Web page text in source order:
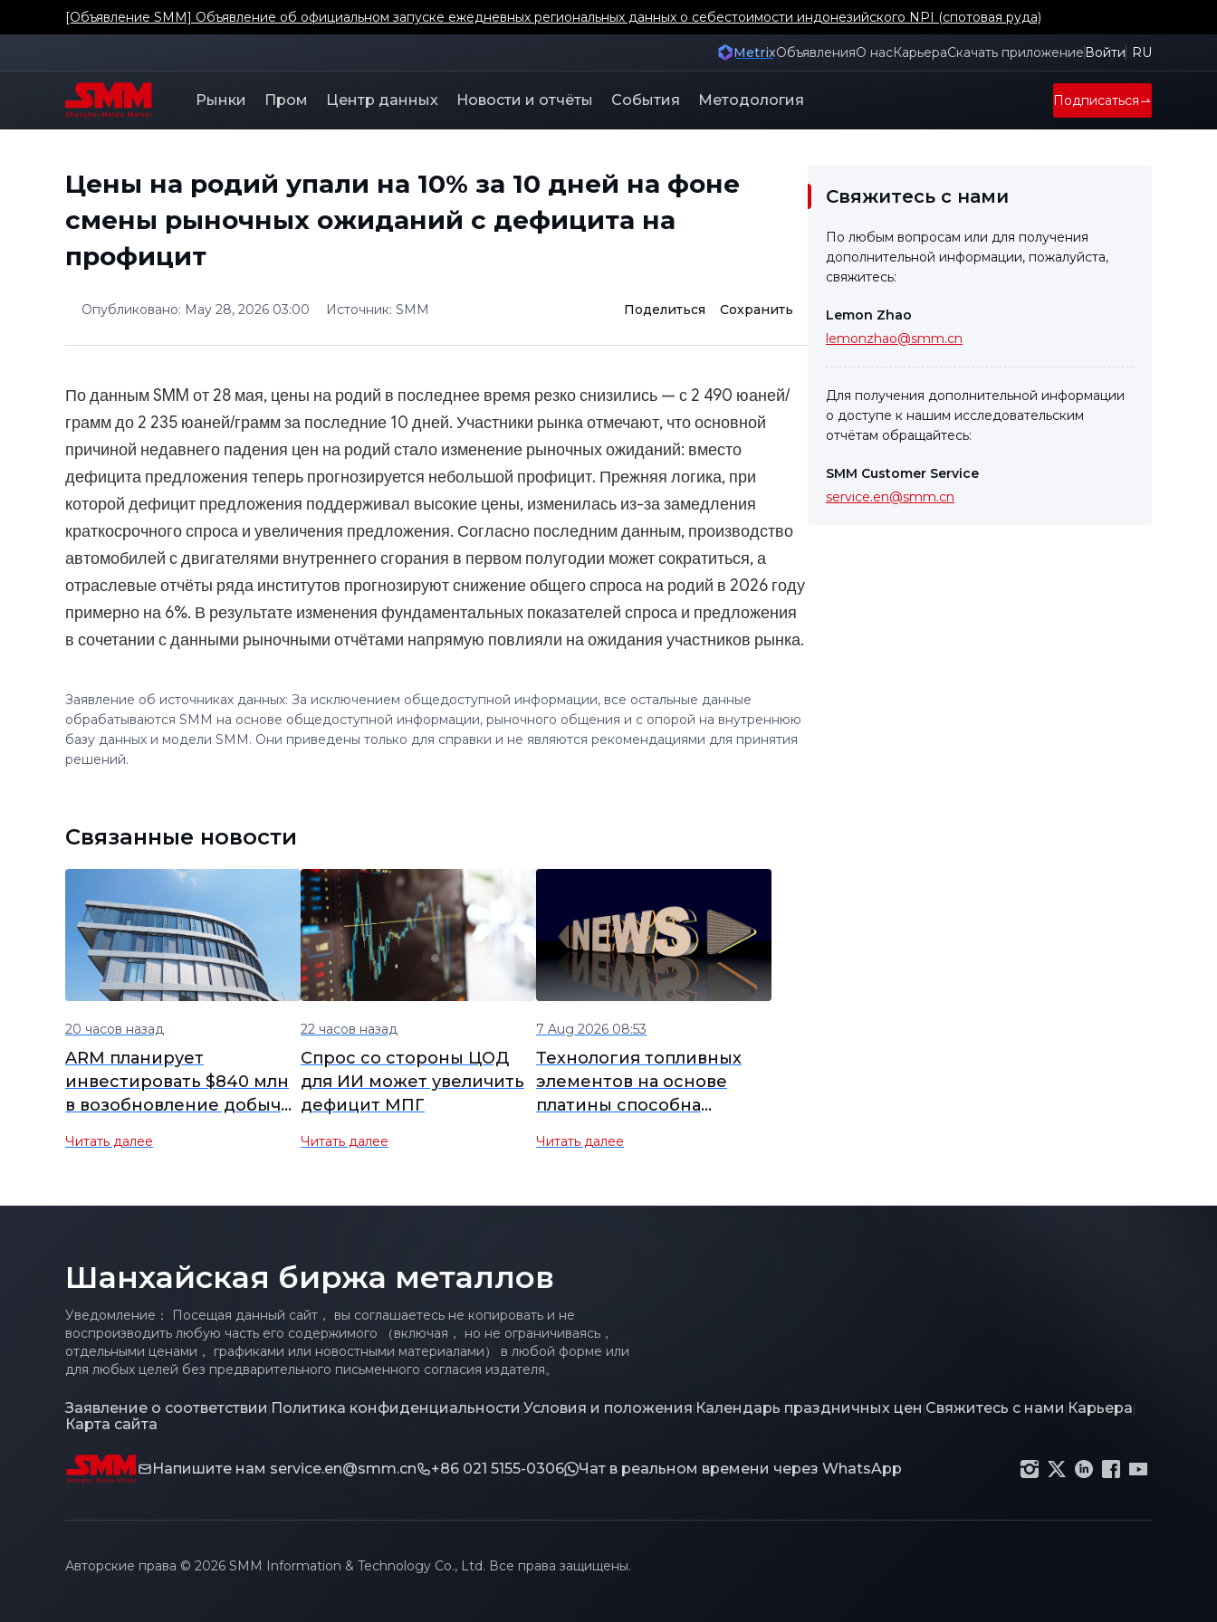
[Объявление SMM] Объявление об официальном запуске ежедневных региональных данных о себестоимости индонезийского NPI (спотовая руда)
MetrixОбъявленияО насКарьераСкачать приложение Войти RU
Рынки Пром Центр данных Новости и отчёты События Методология Подписаться
Цены на родий упали на 10% за 10 дней на фоне
смены рыночных ожиданий с дефицита на
профицит
Опубликовано: May 28, 2026 03:00 Источник: SMM Поделиться Сохранить
По данным SMM от 28 мая, цены на родий в последнее время резко снизились — с 2 490 юаней/
грамм до 2 235 юаней/грамм за последние 10 дней. Участники рынка отмечают, что основной
причиной недавнего падения цен на родий стало изменение рыночных ожиданий: вместо
дефицита предложения теперь прогнозируется небольшой профицит. Прежняя логика, при
которой дефицит предложения поддерживал высокие цены, изменилась из-за замедления
краткосрочного спроса и увеличения предложения. Согласно последним данным, производство
автомобилей с двигателями внутреннего сгорания в первом полугодии может сократиться, а
отраслевые отчёты ряда институтов прогнозируют снижение общего спроса на родий в 2026 году
примерно на 6%. В результате изменения фундаментальных показателей спроса и предложения
в сочетании с данными рыночными отчётами напрямую повлияли на ожидания участников рынка.
Заявление об источниках данных: За исключением общедоступной информации, все остальные данные
обрабатываются SMM на основе общедоступной информации, рыночного общения и с опорой на внутреннюю
базу данных и модели SMM. Они приведены только для справки и не являются рекомендациями для принятия
решений.
Связанные новости
20 часов назад
ARM планирует
инвестировать $840 млн
в возобновление добычи
вызывает опасения по
Читать далее
22 часов назад
Спрос со стороны ЦОД
для ИИ может увеличить
дефицит МПГ
Читать далее
7 Aug 2026 08:53
Технология топливных
элементов на основе
платины способна
дата-центров в
Читать далее
Свяжитесь с нами
По любым вопросам или для получения
дополнительной информации, пожалуйста,
свяжитесь:
Lemon Zhao
lemonzhao@smm.cn
Для получения дополнительной информации
о доступе к нашим исследовательским
отчётам обращайтесь:
SMM Customer Service
service.en@smm.cn
Шанхайская биржа металлов
Уведомление： Посещая данный сайт， вы соглашаетесь не копировать и не
воспроизводить любую часть его содержимого （включая， но не ограничиваясь，
отдельными ценами， графиками или новостными материалами） в любой форме или
для любых целей без предварительного письменного согласия издателя。
Заявление о соответствии|Политика конфиденциальности|Условия и положения|Календарь праздничных цен|Свяжитесь с нами|Карьера|
Карта сайта
Напишите нам service.en@smm.cn +86 021 5155-0306 Чат в реальном времени через WhatsApp
Авторские права © 2026 SMM Information & Technology Co., Ltd. Все права защищены.